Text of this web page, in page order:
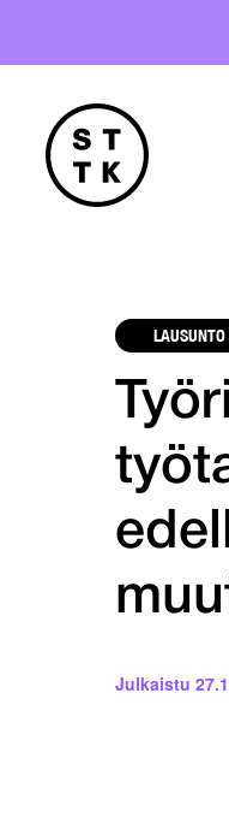
LAUSUNTO
Julkaistu